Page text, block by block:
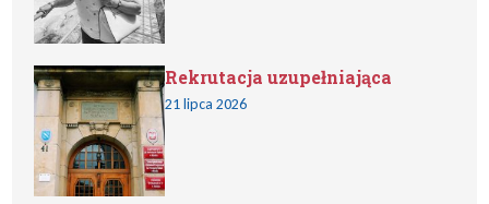
Rekrutacja uzupełniająca
21 lipca 2026